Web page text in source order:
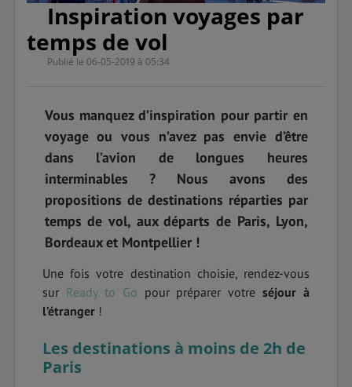
Inspiration voyages par
temps de vol
Publié le 06-05-2019 à 05:34
Vous manquez d’inspiration pour partir en
voyage ou vous n’avez pas envie d’être
dans l’avion de longues heures
interminables ? Nous avons des
propositions de destinations réparties par
temps de vol, aux départs de Paris, Lyon,
Bordeaux et Montpellier !
Une fois votre destination choisie, rendez-vous
sur Ready to Go pour préparer votreséjour à
l’étranger !
Les destinations à moins de 2h de
Paris